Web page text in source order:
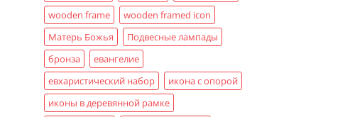
wooden frame
wooden framed icon
Матерь Божья
Подвесные лампады
бронза
евангелие
евхаристический набор
икона с опорой
иконы в деревянной рамке